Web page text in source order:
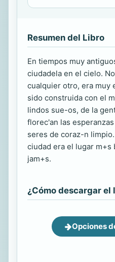
Resumen del Libro
En tiempos muy
ciudadela en el cielo.
cualquier otro, era muy
sido construida con el
lindos sue-os, de la
florec'an las
seres de coraz-n
ciudad era el lugar
jam+s.
¿Cómo descargar el
Opciones